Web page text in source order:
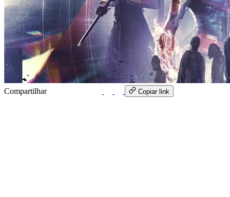
Compartilhar Copiar link